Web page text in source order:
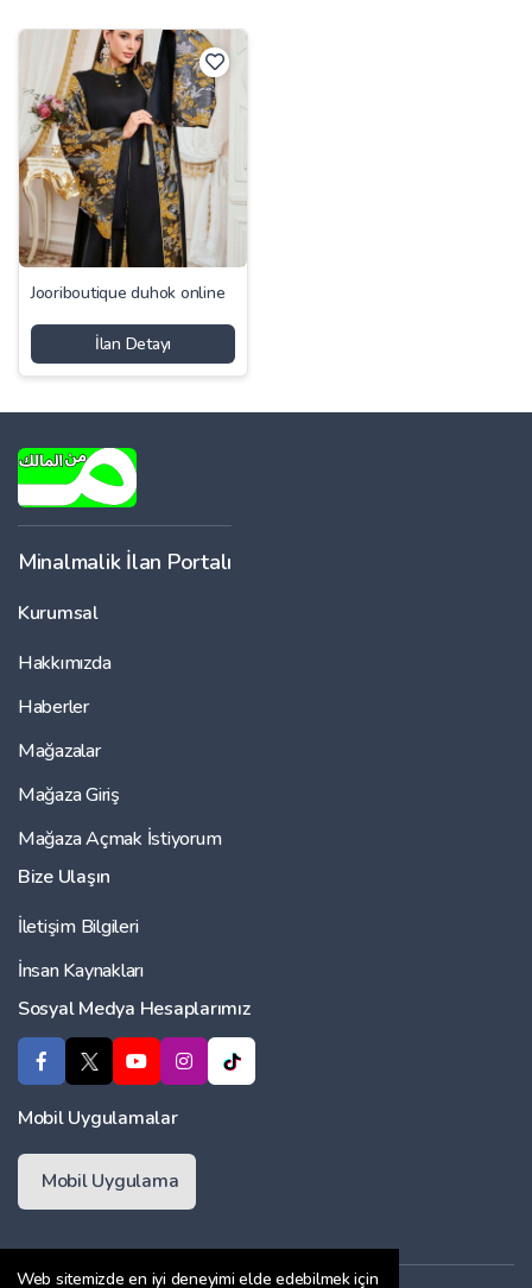
Web sitemizde en iyi deneyimi elde edebilmek için
Jooriboutique duhok online
İlan Detayı
Minalmalik İlan Portalı
Kurumsal
Hakkımızda
Haberler
Mağazalar
Mağaza Giriş
Mağaza Açmak İstiyorum
Bize Ulaşın
İletişim Bilgileri
İnsan Kaynakları
Sosyal Medya Hesaplarımız
Mobil Uygulamalar
Mobil Uygulama